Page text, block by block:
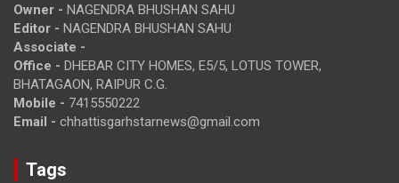
Owner - NAGENDRA BHUSHAN SAHU
Editor - NAGENDRA BHUSHAN SAHU
Associate -
Office - DHEBAR CITY HOMES, E5/5, LOTUS TOWER,
BHATAGAON, RAIPUR C.G.
Mobile - 7415550222
Email - chhattisgarhstarnews@gmail.com
Tags